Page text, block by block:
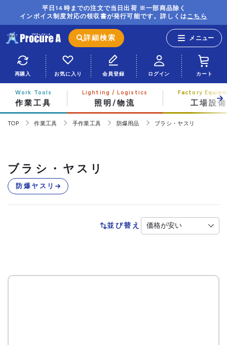
平日14時までの注文で当日出荷 ※一部商品除く
インボイス制度対応の領収書が発行可能です。詳しくはこちら
詳細検索
再購入 お気に入り 会員登録 ログイン カート
作業工具 照明/物流 工場設備
TOP 作業工具 手作業工具 防爆用品 ブラシ・ヤスリ
ブラシ・ヤスリ
防爆ヤスリ
並び替え